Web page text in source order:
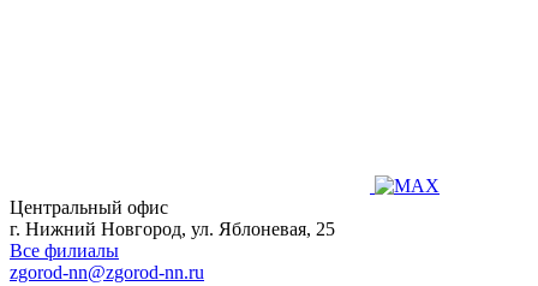
Центральный офис
г. Нижний Новгород, ул. Яблоневая, 25
Все филиалы
zgorod-nn@zgorod-nn.ru